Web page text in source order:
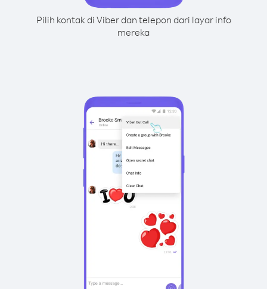
Pilih kontak di Viber dan telepon dari layar info
mereka